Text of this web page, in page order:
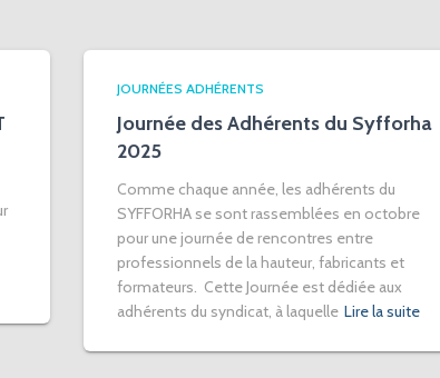
JOURNÉES ADHÉRENTS
Journée des Adhérents du Syfforha
2025
Comme chaque année, les adhérents du
SYFFORHA se sont rassemblées en octobre
pour une journée de rencontres entre
professionnels de la hauteur, fabricants et
formateurs. Cette Journée est dédiée aux
adhérents du syndicat, à laquelle Lire la suite